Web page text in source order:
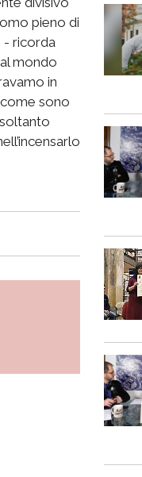
pieno di
- ricorda
mondo
in
sono